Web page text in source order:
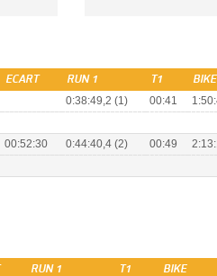
ECART RUN 1 T1 BIKE
0:38:49,2 (1) 00:41
00:52:30 0:44:40,4 (2) 00:49
RUN 1 T1 BIKE